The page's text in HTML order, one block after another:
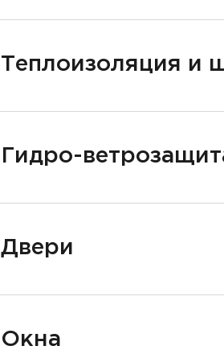
Теплоизоляция и
Гидро-
Двери
Окна